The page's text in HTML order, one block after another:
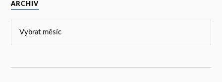
ARCHIV